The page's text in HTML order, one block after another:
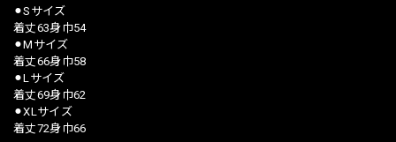
⚫︎Sサイズ
着丈63身巾54
⚫︎Mサイズ
着丈66身巾58
⚫︎Lサイズ
着丈69身巾62
⚫︎XLサイズ
着丈72身巾66